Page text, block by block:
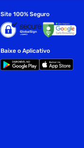
Site 100% Seguro
Baixe o Aplicativo